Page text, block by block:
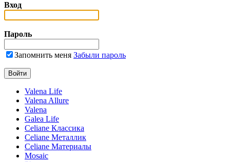
Вход
Пароль
Запомнить меня Забыли пароль
Valena Life
Valena Allure
Valena
Galea Life
Celiane Классика
Celiane Металлик
Celiane Материалы
Mosaic